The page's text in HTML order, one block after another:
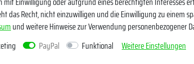
E-MAIL **
Newsletter
Honig
Hiermit bestätige ich, dass ich die
widerrufen.**
das Recht, nicht einzuwilligen und die Einwilligung zu einem
und weitere Hinweise zur Verwendung personenbezogener
PayPal Funktional Weitere Einstellungen